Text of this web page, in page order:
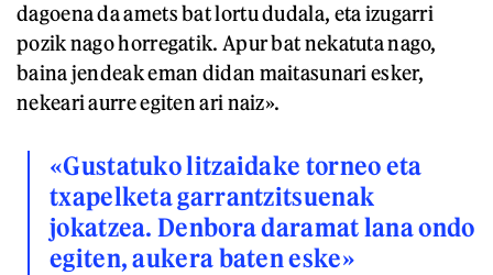
dagoena da amets bat lortu dudala, eta izugarri
pozik nago horregatik. Apur bat nekatuta nago,
baina jendeak eman didan maitasunari esker,
nekeari aurre egiten ari naiz».
«Gustatuko litzaidake torneo eta
txapelketa garrantzitsuenak
jokatzea. Denbora daramat lana ondo
egiten, aukera baten eske»